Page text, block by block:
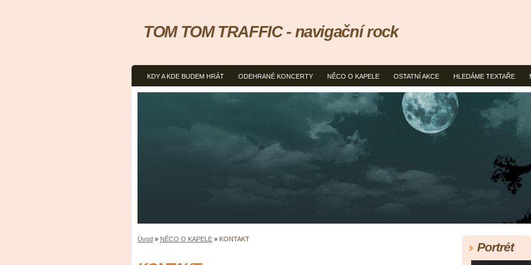
KDY A KDE BUDEM HRÁT ODEHRANÉ KONCERTY NĚCO O KAPELE OSTATNÍ AKCE HLEDÁME TEXTAŘE
TOM TOM TRAFFIC - navigační rock
Úvod » NĚCO O KAPELE » KONTAKT
Portrét